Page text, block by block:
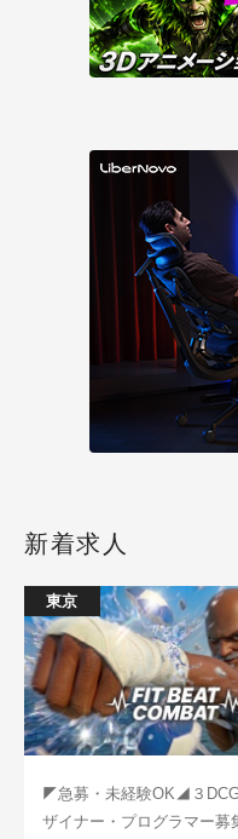
新着求人
東京
◤急募・未経験OK◢３
ザイナー・プログラマー募